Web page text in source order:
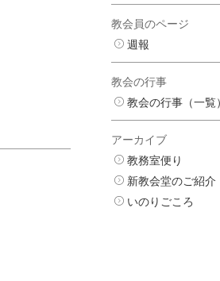
教会員のページ
週報
教会の行事
教会の行事（一覧）
アーカイブ
教務室便り
新教会堂のご紹介
いのりごころ